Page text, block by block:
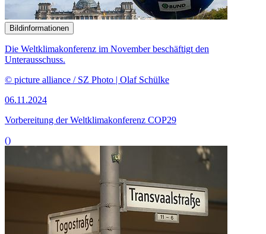
Bildinformationen
Die Weltklimakonferenz im November beschäftigt den
Unterausschuss.
© picture alliance / SZ Photo | Olaf Schülke
06.11.2024
Vorbereitung der Weltklimakonferenz COP29
()